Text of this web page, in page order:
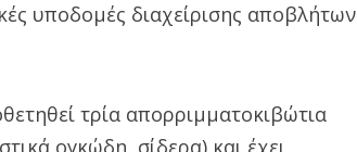
υποδομές διαχείρισης αποβλήτων
τρία απορριμματοκιβώτια
ογκώδη, σίδερα) και έχει